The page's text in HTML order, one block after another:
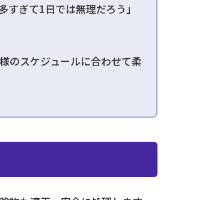
すぎて1日では無理だろう」
のスケジュールに合わせて柔